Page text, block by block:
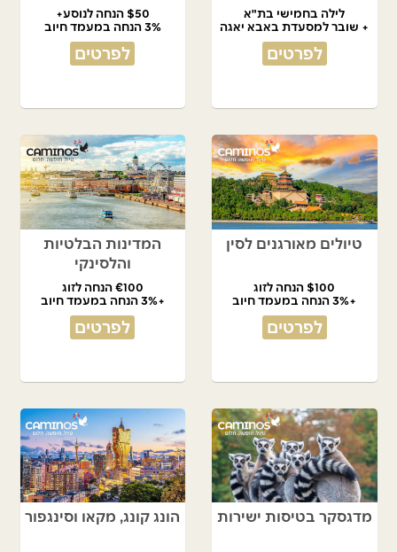
לילה בחמישי בת"א
+ שובר למסעדת באבא יאגה
לפרטים
$50 הנחה לנוסע+
3% הנחה במעמד חיוב
לפרטים
טיולים מאורגנים לסין
$100 הנחה לזוג
+3% הנחה במעמד חיוב
לפרטים
המדינות הבלטיות
והלסינקי
€100 הנחה לזוג
+3% הנחה במעמד חיוב
לפרטים
מדגסקר בטיסות ישירות הונג קונג, מקאו וסינגפור